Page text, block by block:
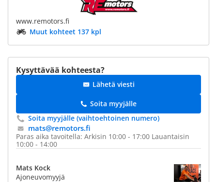
www.remotors.fi
Muut kohteet 137 kpl
Kysyttävää kohteesta?
Lähetä viesti
Soita myyjälle
Soita myyjälle (vaihtoehtoinen numero)
mats@​remotors.fi
Paras aika tavoitella: Arkisin 10:00 - 17:00 Lauantaisin
10:00 - 14:00
Mats Kock
Ajoneuvomyyjä